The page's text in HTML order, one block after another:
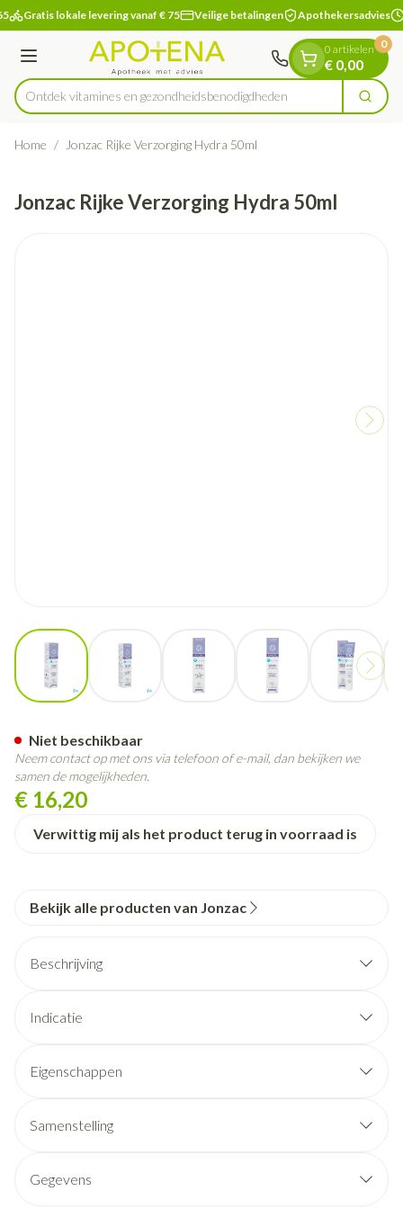
Ga naar de inhoud
1 van 1
Gratis lokale levering vanaf € 75 Veilige betalingen Apothekersadvies
Menu
Product, merk, categorie...
Ontdek vitamines en gezondheidsbenodigdheden Zoek
0 artikelen
€ 0,00
0
Home / Jonzac Rijke Verzorging Hydra 50ml
Jonzac Rijke Verzorging Hydra 50ml
View larger imageView larger imageView larger imageView larger image
View
€ 16,20
Verwittig mij als het product terug in voorraad is
Niet beschikbaar
Neem contact op met ons via telefoon of e-mail, dan bekijken we
samen de mogelijkheden.
Bekijk alle producten van Jonzac
Beschrijving
Indicatie
Eigenschappen
Samenstelling
Gegevens